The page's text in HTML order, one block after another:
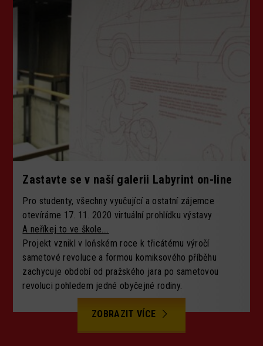
Zastavte se v naší galerii Labyrint on-line
Pro studenty, všechny vyučující a ostatní zájemce
otevíráme 17. 11. 2020 virtuální prohlídku výstavy
A neříkej to ve škole….
Projekt vznikl v loňském roce k třicátému výročí
sametové revoluce a formou komiksového příběhu
zachycuje období od pražského jara po sametovou
revoluci pohledem jedné obyčejné rodiny.
ZOBRAZIT VÍCE